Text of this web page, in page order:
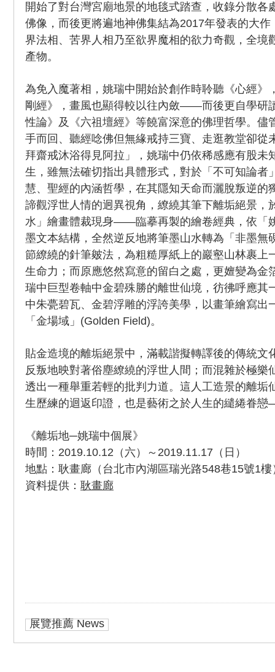
開始了對台灣宮廟地景的地毯式踏查，收錄分散各
佛像，而後更將遍地神佛集結為2017年發表的大
界法相、苦界人相乃至欲界魔相的欲力奇觀，全境
產物。
為免入魔著相，姚瑞中開始於創作時聆聽《心經》
剛經》，畫風也顯得較以往內斂——而後更自學研
性論》及《六祖壇經》等饒富深意的佛理哲學。儘
手而回、聽經唸佛但無緣戒持三寶、走逛教堂卻
拜齋戒沐浴得見阿拉」，姚瑞中仍依稀感應有股未
生，雖無法確切指出具體形式，對於「不可知論者
慧、聖經的內涵哲學，在其隱知天命而灑脫叛逆的
諦觀浮世人情的迥異視角，繚繞其筆下離垢絕景，
水」繪畫體裁現身——臨摹再製的繪卷經典，依「
墨文本結構，全然逆反地將筆墨山水轉為「非墨無
節繚繞的針筆皴法，為粗糙厚紙上的巖壑山林裹上
生命力；而原應悠然寫意的留白之處，更嬗變為
瑞中巨型卷軸中金碧殊勝的離世仙境，彷彿呼應其
中朱甍碧瓦、金碧浮雕的浮誇美學，以畫筆繪寫出
「金場域」(Golden Field)。
貼金造境的離垢絕景中，滿載諧擬轉譯後的傳統
反叛地映對著俗塵繚繞的浮世人間；而混雜於極樂
透出一種舉重若輕的批判力道。這人工造景的離垢
生歷練的迴返印證，也是藝術之於人生的繾綣眷
《離垢地─姚瑞中個展》
時間：2019.10.12（六）～2019.11.17（日）
地點：耿畫廊（台北市內湖區瑞光路548巷15號1樓
資料提供： 耿畫廊
展覽推薦 News